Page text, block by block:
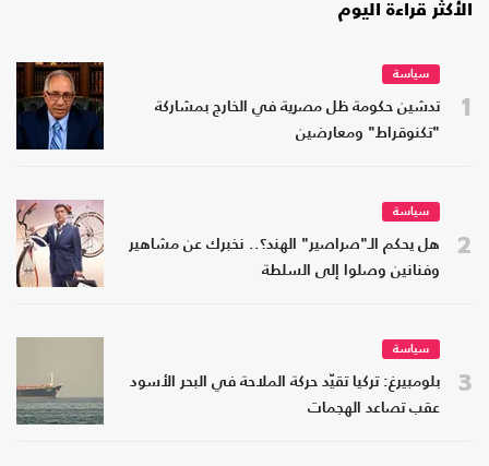
الأكثر قراءة اليوم
1
سياسة
تدشين حكومة ظل مصرية في الخارج بمشاركة
"تكنوقراط" ومعارضين
2
سياسة
هل يحكم الـ"صراصير" الهند؟.. نخبرك عن مشاهير
وفنانين وصلوا إلى السلطة
3
سياسة
بلومبيرغ: تركيا تقيّد حركة الملاحة في البحر الأسود
عقب تصاعد الهجمات